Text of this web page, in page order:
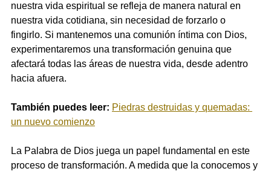
nuestra vida espiritual se refleja de manera natural en
nuestra vida cotidiana, sin necesidad de forzarlo o
fingirlo. Si mantenemos una comunión íntima con Dios,
experimentaremos una transformación genuina que
afectará todas las áreas de nuestra vida, desde adentro
hacia afuera.
También puedes leer: Piedras destruidas y quemadas:
un nuevo comienzo
La Palabra de Dios juega un papel fundamental en este
proceso de transformación. A medida que la conocemos y